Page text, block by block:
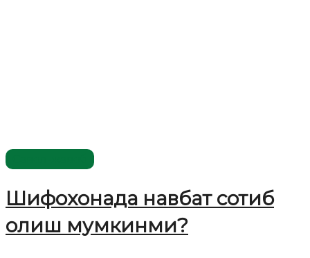
Шифохонада навбат сотиб
олиш мумкинми?